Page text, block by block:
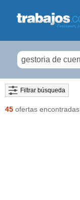
Filtrar búsqueda
45 ofertas encontradas